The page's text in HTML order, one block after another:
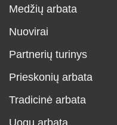
Medžių arbata
Nuovirai
Partnerių turinys
Prieskonių arbata
Tradicinė arbata
Uogų arbata